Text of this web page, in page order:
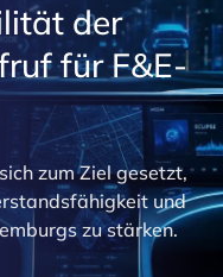
der
für F&E-
zum Ziel gesetzt,
und
zu stärken.